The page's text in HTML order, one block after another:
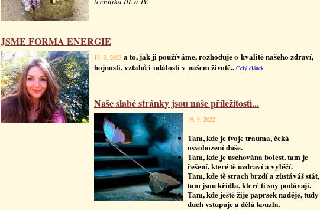
JSME FORMA ENERGIE
13. 3. 2023 a to, jak ji používáme, rozhoduje o kvalitě našeho zdraví,
hojnosti, vztahů i událostí v našem životě.. Celý článek
Naše slabé stránky jsou naše příležitosti...
19. 9. 2022
Tam, kde je tvoje trauma, čeká
osvobození duše.
Tam, kde je uschována bolest, tam je
řešení, které tě uzdraví a vyléčí.
Tam, kde tě strach brzdí a zůstáváš stát,
tam jsou křídla, které ti sny podávají.
Tam, kde ještě žije paprsek naděje, tudy
duch vstupuje a dělá kouzla.